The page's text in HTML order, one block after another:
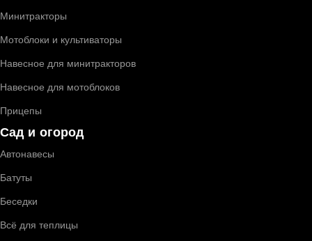
Минитракторы
Мотоблоки и культиваторы
Навесное для минитракторов
Навесное для мотоблоков
Прицепы
Сад и огород
Автонавесы
Батуты
Беседки
Всё для теплицы